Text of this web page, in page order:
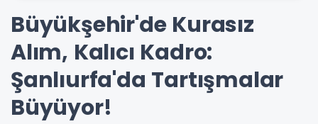
Büyükşehir'de Kurasız
Alım, Kalıcı Kadro:
Şanlıurfa'da Tartışmalar
Büyüyor!